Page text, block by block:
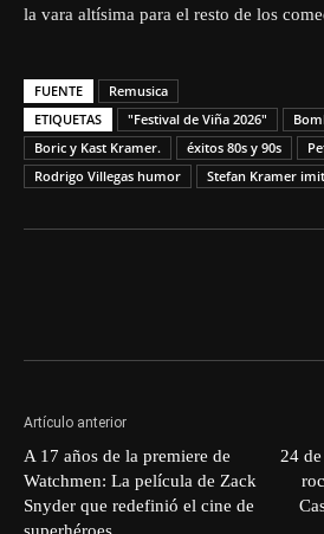
la vara altísima para el resto de los
FUENTE
Remusica
ETIQUETAS
"Festival de Viña 2026"
Boric y Kast Kramer.
éxitos 80s y 90s
Rodrigo Villegas humor
Stefan Kramer
Artículo anterior
A 17 años de la premiere de
Watchmen: La película de Zack
Snyder que redefinió el cine de
24